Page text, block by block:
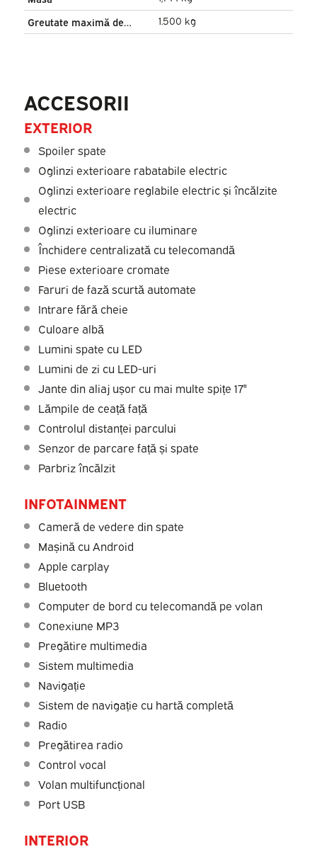
Greutate maximă de
1.500 kg
ACCESORII
EXTERIOR
Spoiler spate
Oglinzi exterioare rabatabile electric
Oglinzi exterioare reglabile electric și încălzite
electric
Oglinzi exterioare cu iluminare
Închidere centralizată cu telecomandă
Piese exterioare cromate
Faruri de fază scurtă automate
Intrare fără cheie
Culoare albă
Lumini spate cu LED
Lumini de zi cu LED-uri
Jante din aliaj ușor cu mai multe spițe 17"
Lămpile de ceață față
Controlul distanței parcului
Senzor de parcare față și spate
Parbriz încălzit
INFOTAINMENT
Cameră de vedere din spate
Mașină cu Android
Apple carplay
Bluetooth
Computer de bord cu telecomandă pe volan
Conexiune MP3
Pregătire multimedia
Sistem multimedia
Navigație
Sistem de navigație cu hartă completă
Radio
Pregătirea radio
Control vocal
Volan multifuncțional
Port USB
INTERIOR